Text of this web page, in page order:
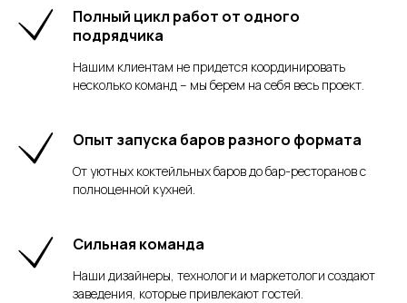
Полный цикл работ от одного
подрядчика
Нашим клиентам не придется координировать
несколько команд – мы берем на себя весь проект.
Опыт запуска баров разного формата
От уютных коктейльных баров до бар-ресторанов с
полноценной кухней.
Сильная команда
Наши дизайнеры, технологи и маркетологи создают
заведения, которые привлекают гостей.